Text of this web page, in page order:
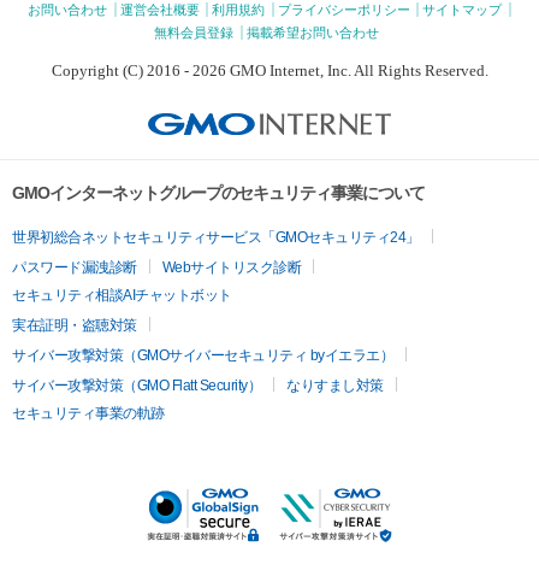
お問い合わせ 運営会社概要 利用規約 プライバシーポリシー
サイトマップ
無料会員登録
掲載希望お問い合わせ
Copyright (C) 2016 - 2026 GMO Internet, Inc. All Rights Reserved.
GMOインターネットグループのセキュリティ事業について
世界初総合ネットセキュリティサービス「GMOセキュリティ24」
パスワード漏洩診断
Webサイトリスク診断
セキュリティ相談AIチャットボット
実在証明・盗聴対策
サイバー攻撃対策（GMOサイバーセキュリティ byイエラエ）
サイバー攻撃対策（GMO Flatt Security）
なりすまし対策
セキュリティ事業の軌跡